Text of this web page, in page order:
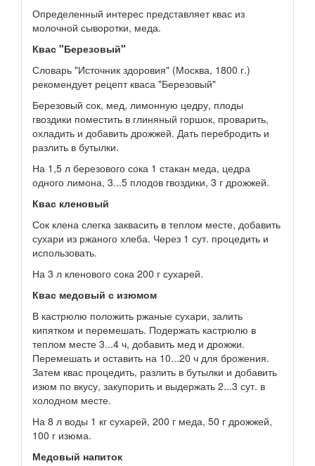
Определенный интерес представляет квас из
молочной сыворотки, меда.
Квас "Березовый"
Словарь "Источник здоровия" (Москва, 1800 г.)
рекомендует рецепт кваса "Березовый"
Березовый сок, мед, лимонную цедру, плоды
гвоздики поместить в глиняный горшок, проварить,
охладить и добавить дрожжей. Дать перебродить и
разлить в бутылки.
На 1,5 л березового сока 1 стакан меда, цедра
одного лимона, 3...5 плодов гвоздики, 3 г дрожжей.
Квас кленовый
Сок клена слегка заквасить в теплом месте, добавить
сухари из ржаного хлеба. Через 1 сут. процедить и
использовать.
На 3 л кленового сока 200 г сухарей.
Квас медовый с изюмом
В кастрюлю положить ржаные сухари, залить
кипятком и перемешать. Подержать кастрюлю в
теплом месте 3...4 ч, добавить мед и дрожжи.
Перемешать и оставить на 10...20 ч для брожения.
Затем квас процедить, разлить в бутылки и добавить
изюм по вкусу, закупорить и выдержать 2...3 сут. в
холодном месте.
На 8 л воды 1 кг сухарей, 200 г меда, 50 г дрожжей,
100 г изюма.
Медовый напиток